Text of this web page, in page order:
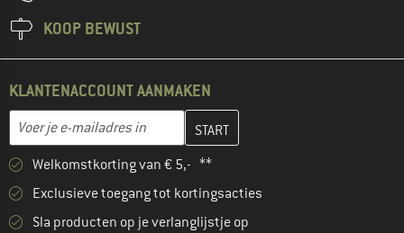
KOOP BEWUST
KLANTENACCOUNT AANMAKEN
E-mailadres
Vul je e-mailadres hier in en maak in de volgende stap je
Welkomstkorting van € 5,- **
Exclusieve toegang tot kortingsacties
Sla producten op je verlanglijstje op